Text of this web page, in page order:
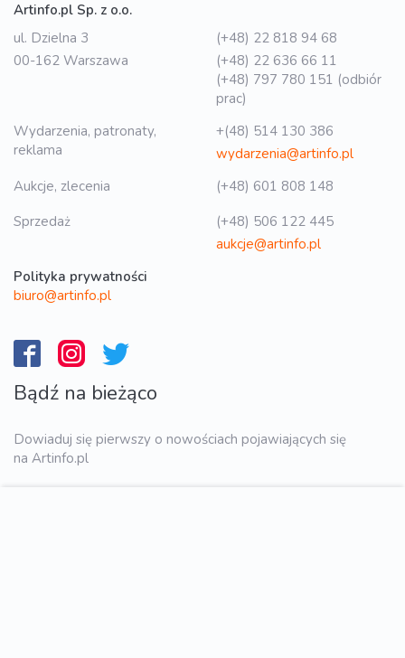
Artinfo.pl Sp. z o.o.
ul. Dzielna 3
00-162 Warszawa
(+48) 22 818 94 68
(+48) 22 636 66 11
(+48) 797 780 151 (odbiór
prac)
Wydarzenia, patronaty,
reklama
+(48) 514 130 386
wydarzenia@artinfo.pl
Aukcje, zlecenia
(+48) 601 808 148
Sprzedaż
(+48) 506 122 445
aukcje@artinfo.pl
Polityka prywatności
biuro@artinfo.pl
Bądź na bieżąco
Dowiaduj się pierwszy o nowościach pojawiających się
na Artinfo.pl